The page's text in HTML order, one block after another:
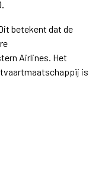
betekent dat de
Airlines. Het
is